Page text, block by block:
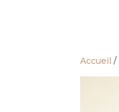
Accueil /